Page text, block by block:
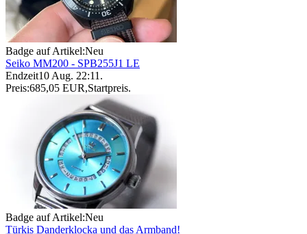
Badge auf Artikel:Neu
Seiko MM200 - SPB255J1 LE
Endzeit10 Aug. 22:11 .
Preis:685,05 EUR,Startpreis.
Badge auf Artikel:Neu
Türkis Danderklocka und das Armband!